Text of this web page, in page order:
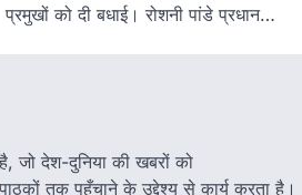
प्रमुखों को दी बधाई। रोशनी पांडे प्रधान…
जो देश-दुनिया की खबरों को
तक पहुँचाने के उद्देश्य से कार्य करता है।